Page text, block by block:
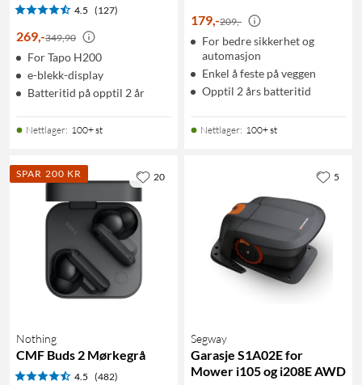
4.5 (127)
269,-349,90
For Tapo H200
e-blekk-display
Batteritid på opptil 2 år
Nettlager: 100+ st
179,-209,-
For bedre sikkerhet og
automasjon
Enkel å feste på veggen
Opptil 2 års batteritid
Nettlager: 100+ st
SPAR 200 KR
Nothing
CMF Buds 2 Mørkegrå
4.5 (482)
20
Segway
Garasje S1A02E for
Mower i105 og i208E AWD
5